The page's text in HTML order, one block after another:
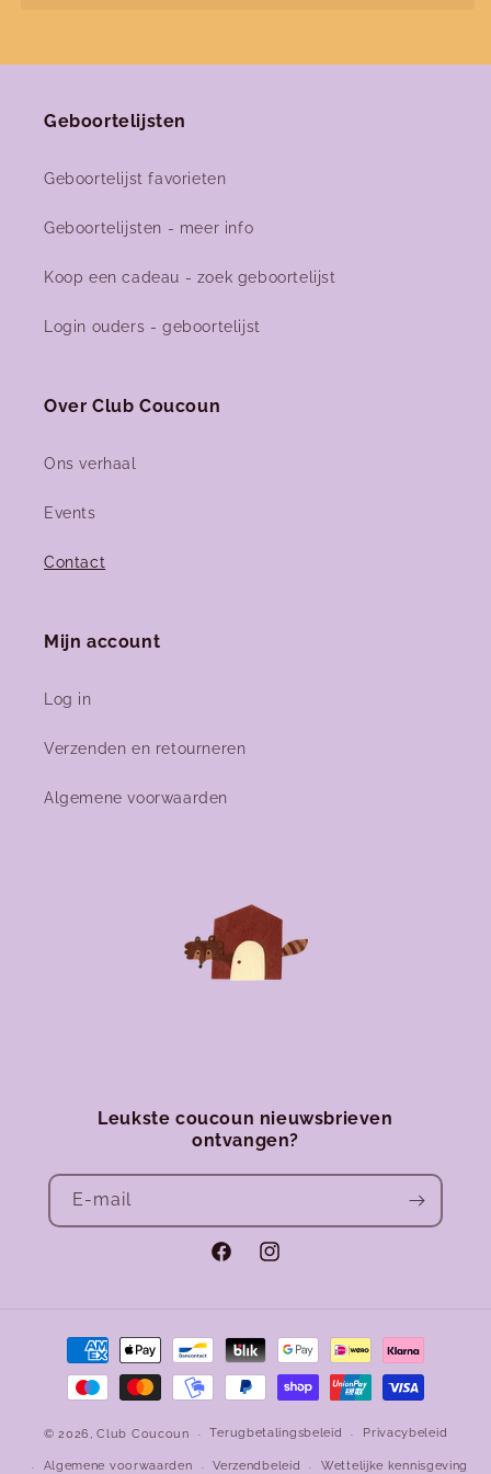
Geboortelijsten
Geboortelijst favorieten
Geboortelijsten - meer info
Koop een cadeau - zoek geboortelijst
Login ouders - geboortelijst
Over Club Coucoun
Ons verhaal
Events
Contact
Mijn account
Log in
Verzenden en retourneren
Algemene voorwaarden
Leukste coucoun nieuwsbrieven
ontvangen?
E‑mail
FacebookInstagram
Betaalmethoden
© 2026,Club Coucoun Terugbetalingsbeleid Privacybeleid
Algemene voorwaarden Verzendbeleid Wettelijke kennisgeving